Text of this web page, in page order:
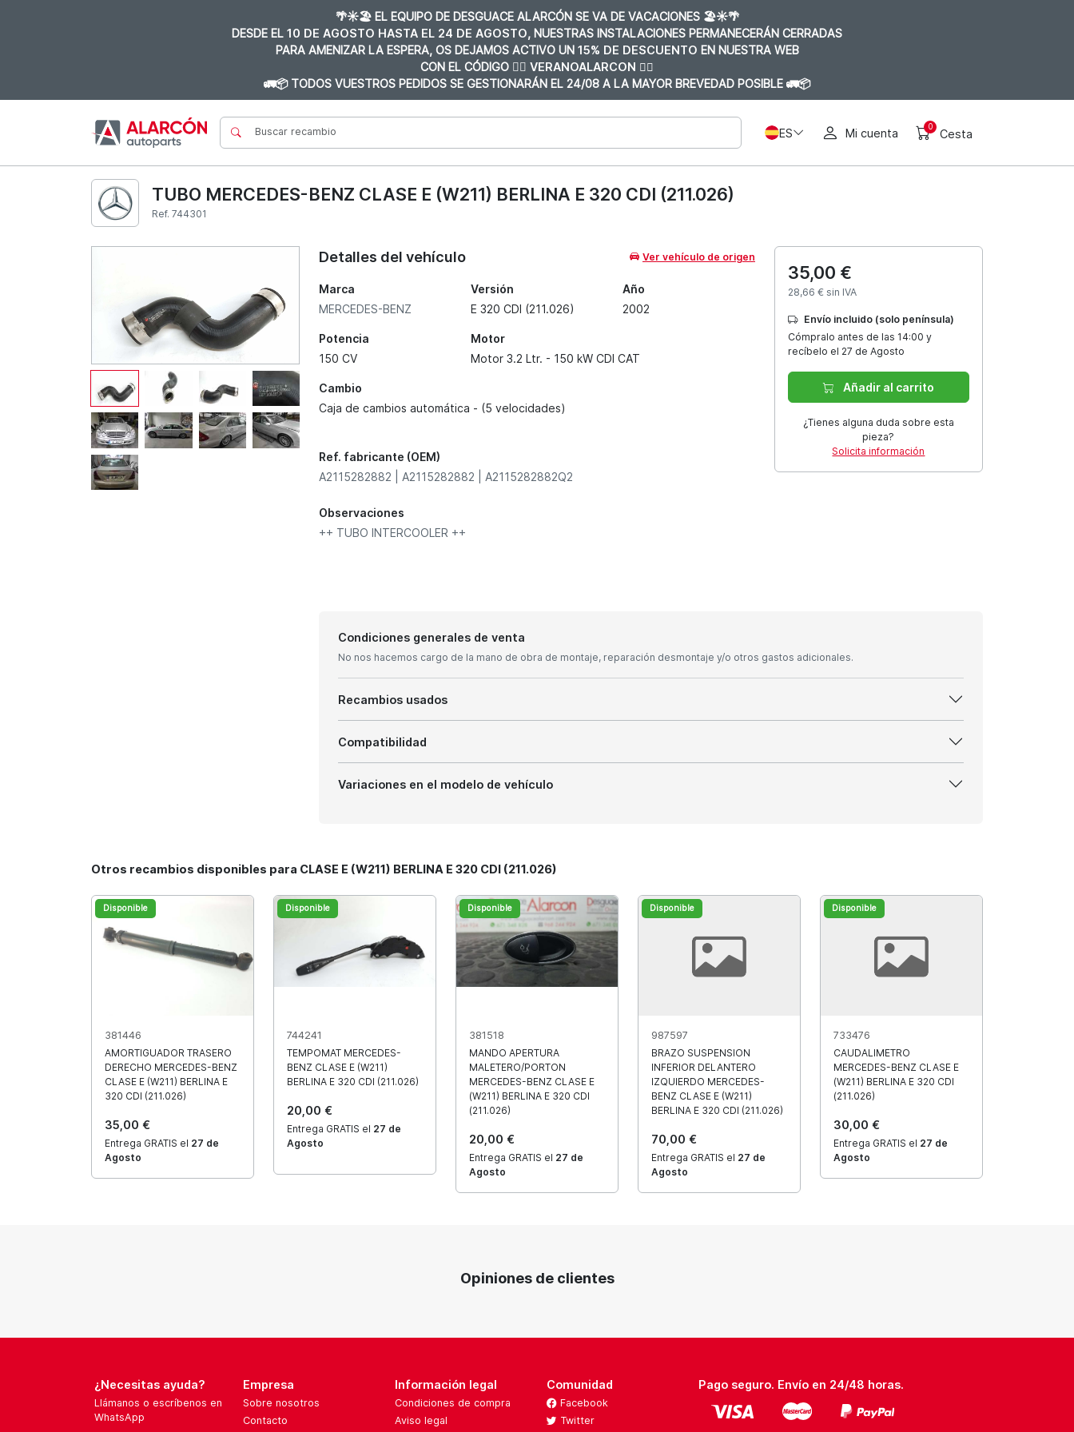
🌴☀️🏖️ EL EQUIPO DE DESGUACE ALARCÓN SE VA DE VACACIONES 🏖️☀️🌴
DESDE EL 10 DE AGOSTO HASTA EL 24 DE AGOSTO, NUESTRAS INSTALACIONES PERMANECERÁN CERRADAS
PARA AMENIZAR LA ESPERA, OS DEJAMOS ACTIVO UN 15% DE DESCUENTO EN NUESTRA WEB
CON EL CÓDIGO 👉🏼 VERANOALARCON 👈🏼
🚛📦 TODOS VUESTROS PEDIDOS SE GESTIONARÁN EL 24/08 A LA MAYOR BREVEDAD POSIBLE 🚛📦
ES Mi cuenta 0
Cesta
TUBO MERCEDES-BENZ CLASE E (W211) BERLINA E 320 CDI (211.026)
Ref. 744301
Detalles del vehículo Ver vehículo de origen
Marca
MERCEDES-BENZ
Versión
E 320 CDI (211.026)
Año
2002
Potencia
150 CV
Motor
Motor 3.2 Ltr. - 150 kW CDI CAT
Cambio
Caja de cambios automática - (5 velocidades)
Ref. fabricante (OEM)
A2115282882 | A2115282882 | A2115282882Q2
Observaciones
++ TUBO INTERCOOLER ++
35,00 €
28,66 € sin IVA
Envío incluido (solo península)
Cómpralo antes de las 14:00 y
recíbelo el 27 de Agosto
Añadir al carrito
¿Tienes alguna duda sobre esta
pieza?
Solicita información
Condiciones generales de venta
No nos hacemos cargo de la mano de obra de montaje, reparación desmontaje y/o otros gastos adicionales.
Recambios usados
Compatibilidad
Variaciones en el modelo de vehículo
Otros recambios disponibles para CLASE E (W211) BERLINA E 320 CDI (211.026)
Disponible
381446
AMORTIGUADOR TRASERO
DERECHO MERCEDES-BENZ
CLASE E (W211) BERLINA E
320 CDI (211.026)
35,00 €
Entrega GRATIS el 27 de
Agosto
Disponible
744241
TEMPOMAT MERCEDES-
BENZ CLASE E (W211)
BERLINA E 320 CDI (211.026)
20,00 €
Entrega GRATIS el 27 de
Agosto
Disponible
381518
MANDO APERTURA
MALETERO/PORTON
MERCEDES-BENZ CLASE E
(W211) BERLINA E 320 CDI
(211.026)
20,00 €
Entrega GRATIS el 27 de
Agosto
Disponible
987597
BRAZO SUSPENSION
INFERIOR DELANTERO
IZQUIERDO MERCEDES-
BENZ CLASE E (W211)
BERLINA E 320 CDI (211.026)
70,00 €
Entrega GRATIS el 27 de
Agosto
Disponible
733476
CAUDALIMETRO
MERCEDES-BENZ CLASE E
(W211) BERLINA E 320 CDI
(211.026)
30,00 €
Entrega GRATIS el 27 de
Agosto
Opiniones de clientes
¿Necesitas ayuda?
Llámanos o escríbenos en
WhatsApp
Empresa
Sobre nosotros
Contacto
Información legal
Condiciones de compra
Aviso legal
Comunidad
Facebook
Twitter
Pago seguro. Envío en 24/48 horas.